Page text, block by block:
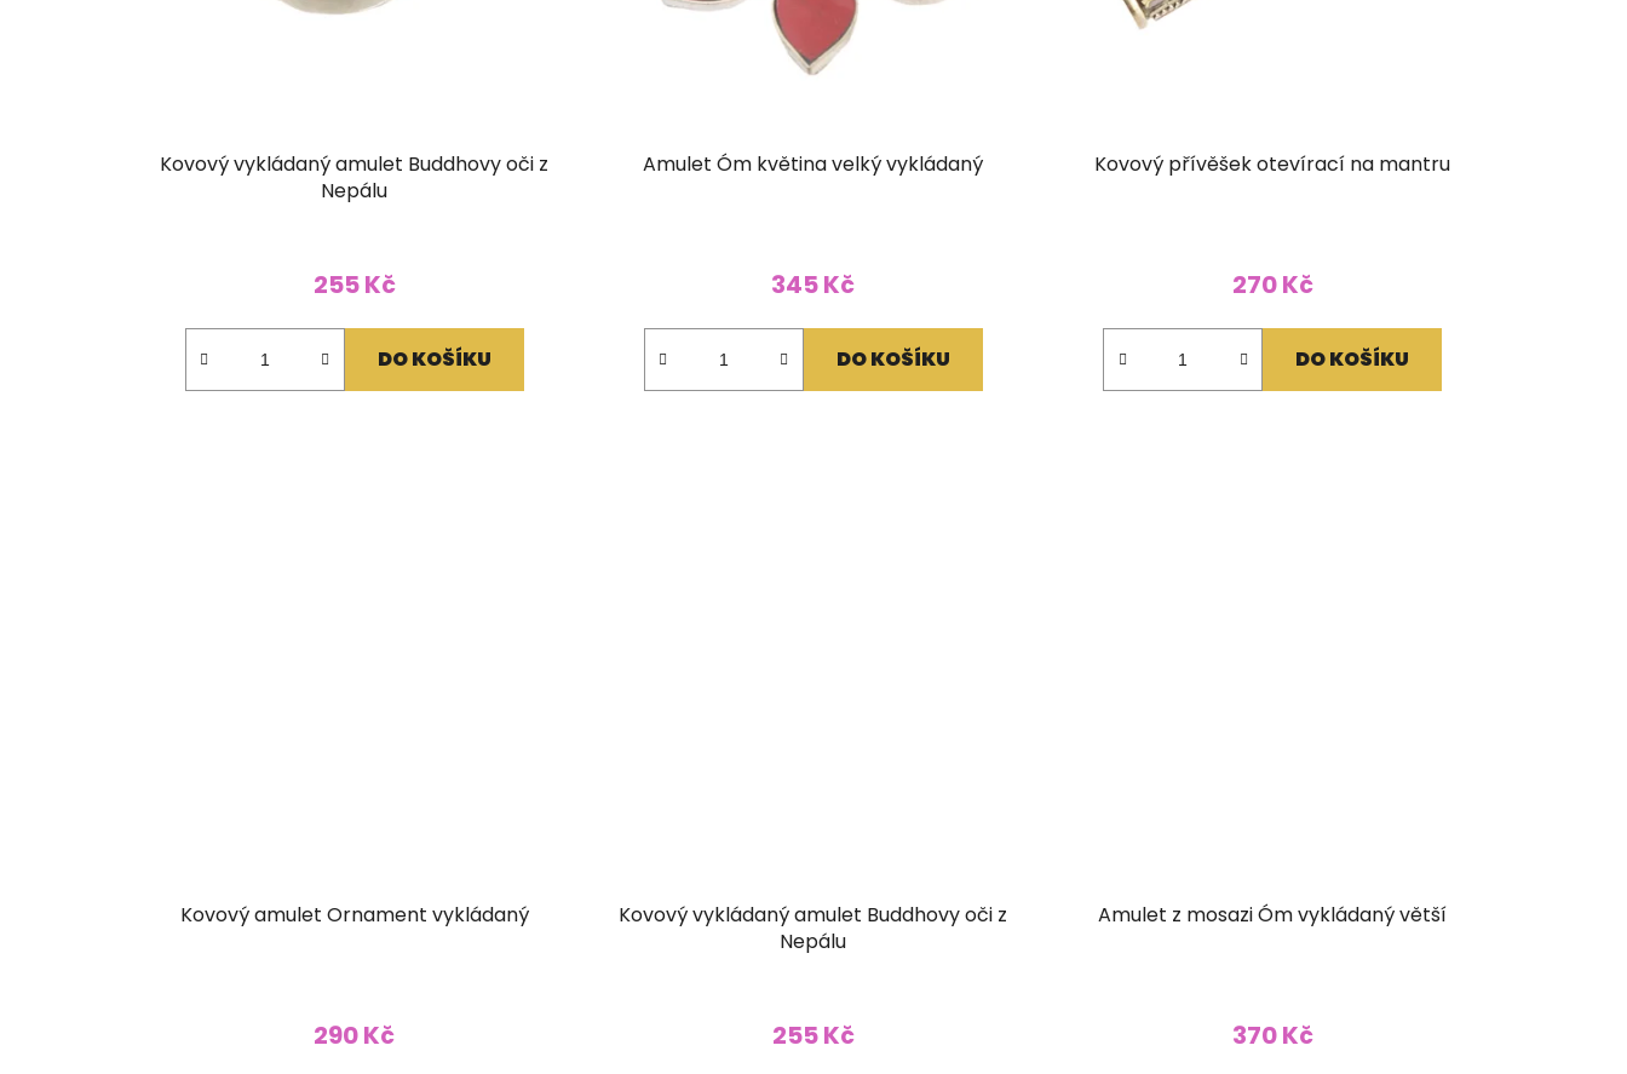
Kovový vykládaný amulet Buddhovy oči z
Nepálu
255 Kč
DO KOŠÍKU
Amulet Óm květina velký vykládaný
345 Kč
DO KOŠÍKU
Kovový přívěšek otevírací na mantru
270 Kč
DO KOŠÍKU
Kovový amulet Ornament vykládaný
290 Kč
Kovový vykládaný amulet Buddhovy oči z
Nepálu
255 Kč
Amulet z mosazi Óm vykládaný větší
370 Kč